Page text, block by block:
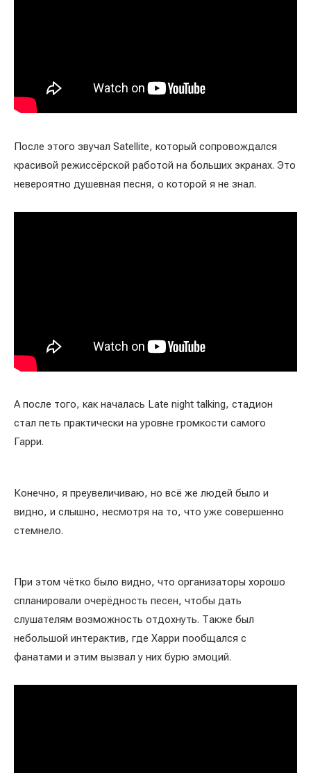
После этого звучал Satellite, который сопровождался
красивой режиссёрской работой на больших экранах. Это
невероятно душевная песня, о которой я не знал.
А после того, как началась Late night talking, стадион
стал петь практически на уровне громкости самого
Гарри.
Конечно, я преувеличиваю, но всё же людей было и
видно, и слышно, несмотря на то, что уже совершенно
стемнело.
При этом чётко было видно, что организаторы хорошо
спланировали очерёдность песен, чтобы дать
слушателям возможность отдохнуть. Также был
небольшой интерактив, где Харри пообщался с
фанатами и этим вызвал у них бурю эмоций.